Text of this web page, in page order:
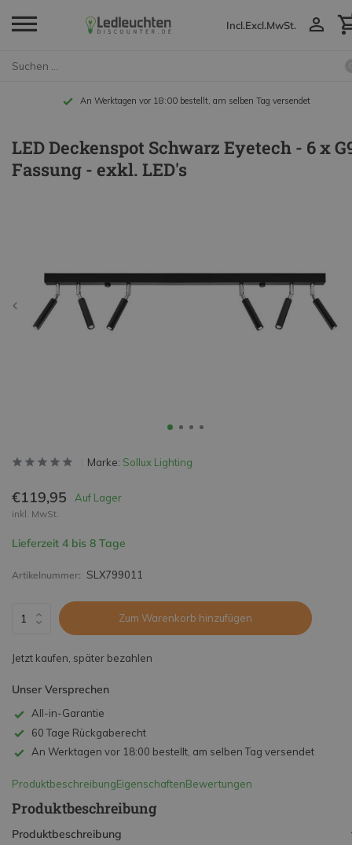
Incl.Excl.MwSt.
An Werktagen vor 18:00 bestellt, am selben Tag versendet
LED Deckenspot Schwarz Eyetech - 6 x
Fassung - exkl. LED's
Marke: Sollux Lighting
€119,95 Auf Lager
inkl. MwSt.
Lieferzeit 4 bis 8 Tage
Artikelnummer: SLX799011
Zum Warenkorb hinzufügen
Jetzt kaufen, später bezahlen
Unser Versprechen
All-in-Garantie
60 Tage Rückgaberecht
An Werktagen vor 18:00 bestellt, am selben Tag versendet
ProduktbeschreibungEigenschaftenBewertungen
Produktbeschreibung
Produktbeschreibung